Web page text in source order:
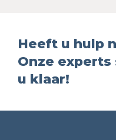
Heeft u hulp
Onze experts
u klaar!